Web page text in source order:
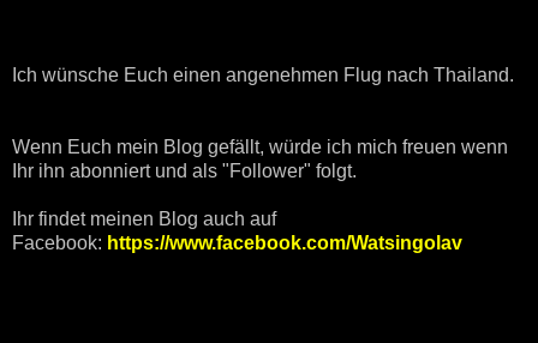
Ich wünsche Euch einen angenehmen Flug nach Thailand.
Wenn Euch mein Blog gefällt, würde ich mich freuen wenn
Ihr ihn abonniert und als "Follower" folgt.
Ihr findet meinen Blog auch auf
Facebook: https://www.facebook.com/Watsingolav